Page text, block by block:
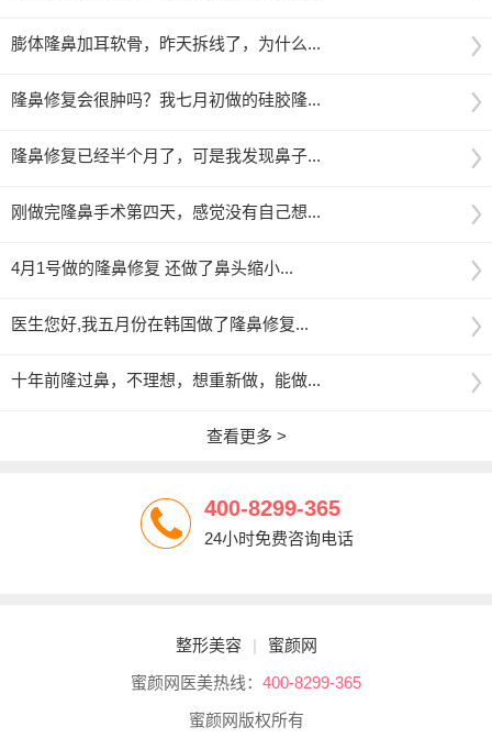
膨体隆鼻加耳软骨，昨天拆线了，为什么...
隆鼻修复会很肿吗？我七月初做的硅胶隆...
隆鼻修复已经半个月了，可是我发现鼻子...
刚做完隆鼻手术第四天，感觉没有自己想...
4月1号做的隆鼻修复 还做了鼻头缩小...
医生您好,我五月份在韩国做了隆鼻修复...
十年前隆过鼻，不理想，想重新做，能做...
查看更多 >
400-8299-365
24小时免费咨询电话
整形美容 |
蜜颜网
蜜颜网医美热线： 400-8299-365
蜜颜网版权所有